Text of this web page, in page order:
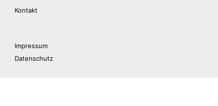
Kontakt
Impressum
Datenschutz